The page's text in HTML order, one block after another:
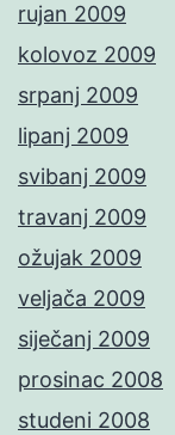
rujan 2009
kolovoz 2009
srpanj 2009
lipanj 2009
svibanj 2009
travanj 2009
ožujak 2009
veljača 2009
siječanj 2009
prosinac 2008
studeni 2008